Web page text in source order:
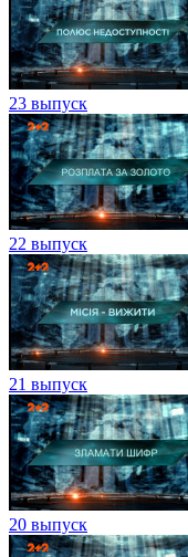
23 выпуск
22 выпуск
21 выпуск
20 выпуск